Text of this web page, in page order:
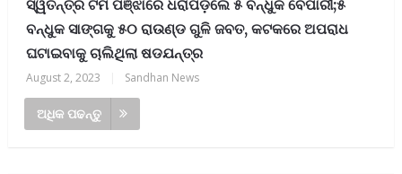
ସ୍ୱତନ୍ତ୍ର ଟିମ ପଞ୍ଝାରେ ଧରାପଡ଼ିଲେ ୫ ବନ୍ଧୁକ ବେପାରୀ;୫
ବନ୍ଧୁକ ସାଙ୍ଗକୁ ୫୦ ରାଉଣ୍ଡ ଗୁଳି ଜବତ, କଟକରେ ଅପରାଧ
ଘଟାଇବାକୁ ଚାଲିଥିଲା ଷଡଯନ୍ତ୍ର
August 2, 2023 Sandhan News
ଅଧିକ ପଢନ୍ତୁ